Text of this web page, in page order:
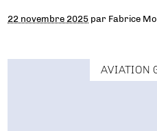
22 novembre 2025 par Fabrice
AVIATION